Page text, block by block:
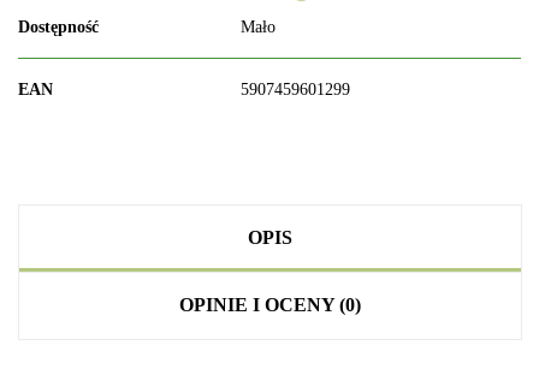
Dostępność Mało
EAN 5907459601299
OPIS
OPINIE I OCENY (0)